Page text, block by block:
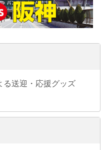
る送迎・応援グッズ